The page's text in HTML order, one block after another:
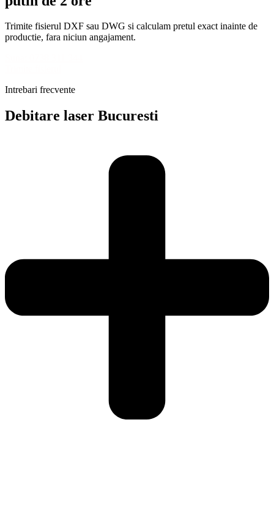
Trimite fisierul DXF sau DWG si calculam pretul exact inainte de
productie, fara niciun angajament.
Intrebari frecvente
Debitare laser Bucuresti